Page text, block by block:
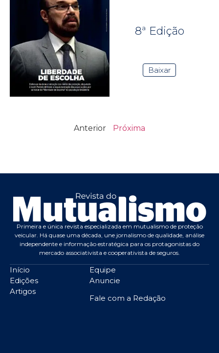
8ª Edição
Baixar
Anterior Próxima
Primeira e única revista especializada em mutualismo de proteção
veicular. Há quase uma década, une jornalismo de qualidade, análise
independente e informação estratégica para os protagonistas do
mercado associativista e cooperativista de seguros.
Início
Edições
Artigos
Equipe
Anuncie
Fale com a Redação